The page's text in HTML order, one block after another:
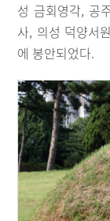
성 금회영각, 공
사, 의성 덕양서
에 봉안되었다.